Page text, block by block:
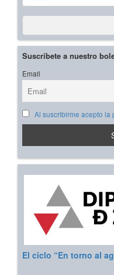
Suscríbete a nuestro
Email
Al suscribirme acepto la
El ciclo “En torno al